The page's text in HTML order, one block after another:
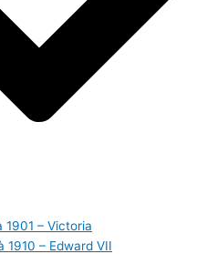
1901 – Victoria
1910 – Edward VII